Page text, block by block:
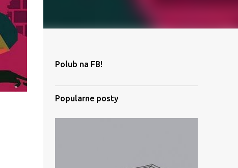
Polub na FB!
Popularne posty